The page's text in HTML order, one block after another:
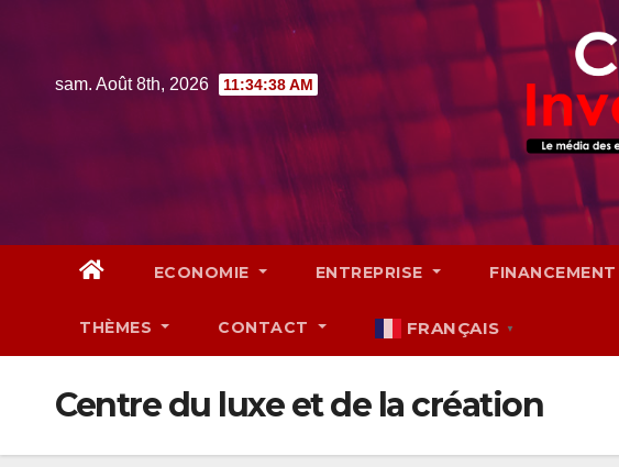
contentsam. Août 8th, 2026 11:34:39 AM
ECONOMIE ENTREPRISE FINANCEMENT
THÈMES CONTACT FRANÇAIS ▼
Centre du luxe et de la création